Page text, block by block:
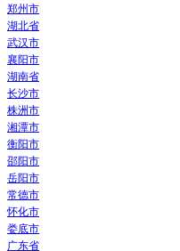
郑州市
湖北省
武汉市
襄阳市
湖南省
长沙市
株洲市
湘潭市
衡阳市
邵阳市
岳阳市
常德市
怀化市
娄底市
广东省